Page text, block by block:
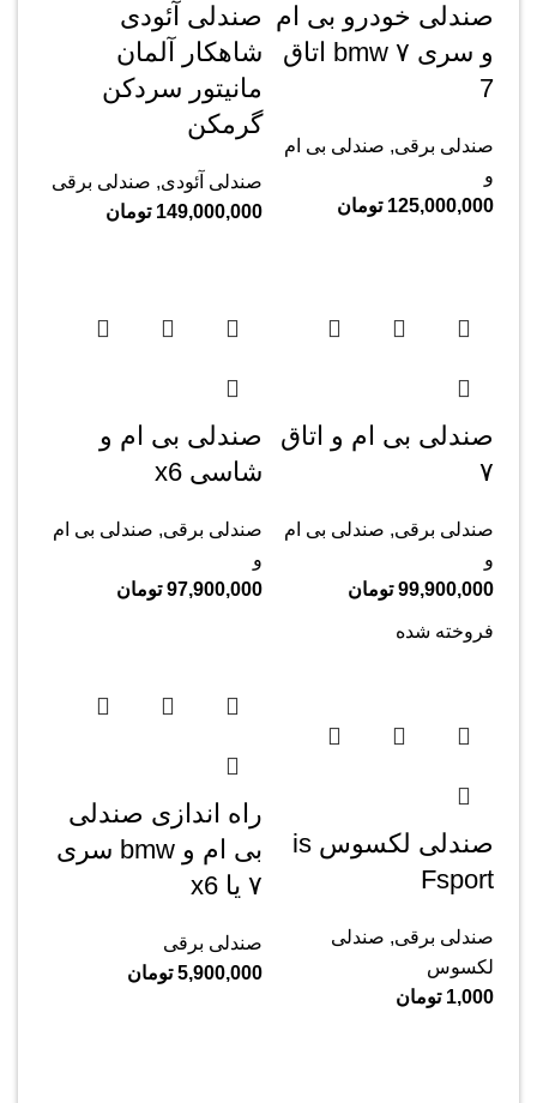
صندلی خودرو بی ام
و سری ۷ bmw اتاق
‌7
صندلی برقی, صندلی بی ام
و
125,000,000 تومان
صندلی آئودی
شاهکار آلمان
مانیتور سردکن
گرمکن
صندلی آئودی, صندلی برقی
149,000,000 تومان
صندلی بی ام و اتاق
۷
صندلی برقی, صندلی بی ام
و
99,900,000 تومان
صندلی بی ام و
شاسی x6
صندلی برقی, صندلی بی ام
و
97,900,000 تومان
فروخته شده
صندلی لکسوس is
Fsport
صندلی برقی, صندلی
لکسوس
1,000 تومان
راه اندازی صندلی
بی ام و bmw سری
۷ یا x6
صندلی برقی
5,900,000 تومان